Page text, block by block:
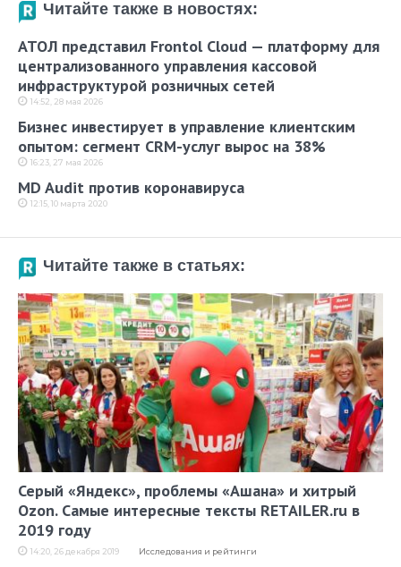
Читайте также в новостях:
АТОЛ представил Frontol Cloud — платформу для
централизованного управления кассовой
инфраструктурой розничных сетей
14:52, 28 мая 2026
Бизнес инвестирует в управление клиентским
опытом: сегмент CRM-услуг вырос на 38%
16:23, 27 мая 2026
MD Audit против коронавируса
12:15, 10 марта 2020
Читайте также в статьях:
Серый «Яндекс», проблемы «Ашана» и хитрый
Ozon. Самые интересные тексты RETAILER.ru в
2019 году
14:20, 26 декабря 2019 Исследования и рейтинги